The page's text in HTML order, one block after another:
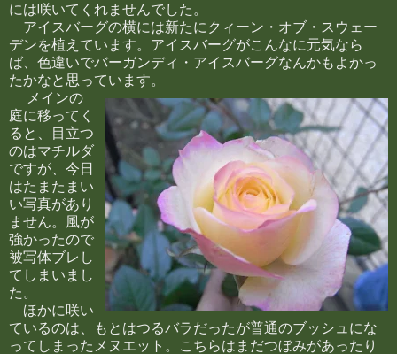
には咲いてくれませんでした。
アイスバーグの横には新たにクィーン・オブ・スウェー
デンを植えています。アイスバーグがこんなに元気なら
ば、色違いでバーガンディ・アイスバーグなんかもよかっ
たかなと思っています。
メインの
庭に移ってく
ると、目立つ
のはマチルダ
ですが、今日
はたまたまい
い写真があり
ません。風が
強かったので
被写体ブレし
てしまいまし
た。
ほかに咲い
ているのは、もとはつるバラだったが普通のブッシュにな
ってしまったメヌエット。こちらはまだつぼみがあったり